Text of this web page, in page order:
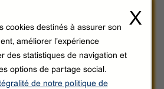
X
cookies destinés à assurer son
améliorer l’expérience
des statistiques de navigation et
options de partage social.
de notre politique de